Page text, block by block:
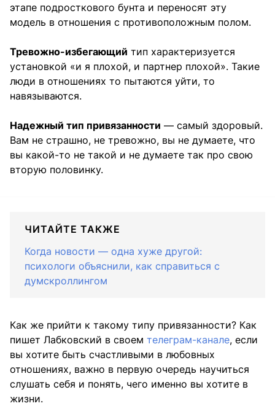
этапе подросткового бунта и переносят эту
модель в отношения с противоположным полом.
Тревожно-избегающий тип характеризуется
установкой «и я плохой, и партнер плохой». Такие
люди в отношениях то пытаются уйти, то
навязываются.
Надежный тип привязанности — самый здоровый.
Вам не страшно, не тревожно, вы не думаете, что
вы какой-то не такой и не думаете так про свою
вторую половинку.
ЧИТАЙТЕ ТАКЖЕ
Когда новости — одна хуже другой:
психологи объяснили, как справиться с
думскроллингом
Как же прийти к такому типу привязанности? Как
пишет Лабковский в своем телеграм-канале, если
вы хотите быть счастливыми в любовных
отношениях, важно в первую очередь научиться
слушать себя и понять, чего именно вы хотите в
жизни.